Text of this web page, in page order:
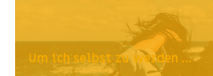
Um ich selbst zu werden ...